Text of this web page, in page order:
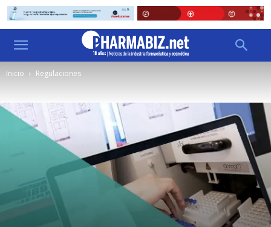
Inicio Regulaciones